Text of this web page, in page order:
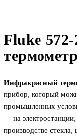
Fluke
термометр
Инфракрасный
прибор, который
промышленных
— на электростанции,
производстве